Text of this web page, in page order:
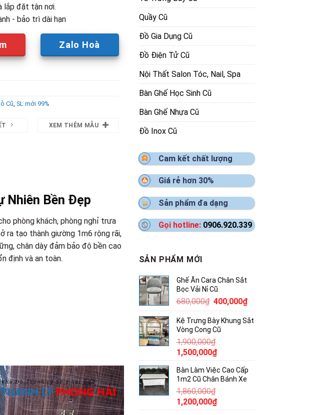
lắp đặt tận nơi.
- bảo trì dài hạn
Zalo Hoà
Cũ SL mới 99%
XEM THÊM MẪU
Nhiên Bền Đẹp
phòng khách, phòng nghỉ trưa
ra tạo thành giường 1m6 rộng rãi,
chân dày đảm bảo độ bền cao
định và an toàn.
Quầy Cũ
Đồ Gia Dụng Cũ
Đồ Điện Tử Cũ
Nội Thất Salon Tóc, Nail, Spa
Bàn Ghế Học Sinh Cũ
Bàn Ghế Nhựa Cũ
Đồ Inox Cũ
Cam kết chất lượng
Giá rẻ hơn 30%
Sản phẩm đa dạng
Gọi hotline: 0906.920.339
SẢN PHẨM MỚI
Ghế Ăn Cara Chân Sắt
Bọc Vải Nỉ Cũ
680,000₫ Giá
là:
680,000₫.
400,000₫Giá
tại
Kệ Trưng Bày Khung Sắt
Vòng Cong Cũ
1,900,000₫
Giá
là:
1,900,000₫.
1,500,000₫Giá
tại
là:
Bàn Làm Việc Cao Cấp
1m2 Cũ Chân Bánh Xe
1,860,000₫
Giá
1,200,000₫Giá